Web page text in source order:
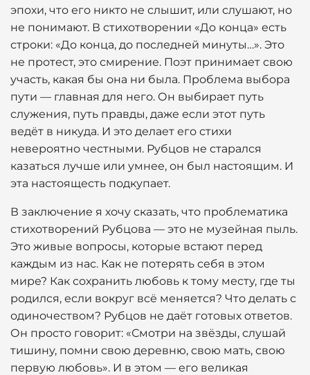
эпохи, что его никто не слышит, или слушают, но
не понимают. В стихотворении «До конца» есть
строки: «До конца, до последней минуты…». Это
не протест, это смирение. Поэт принимает свою
участь, какая бы она ни была. Проблема выбора
пути — главная для него. Он выбирает путь
служения, путь правды, даже если этот путь
ведёт в никуда. И это делает его стихи
невероятно честными. Рубцов не старался
казаться лучше или умнее, он был настоящим. И
эта настоящесть подкупает.
В заключение я хочу сказать, что проблематика
стихотворений Рубцова — это не музейная пыль.
Это живые вопросы, которые встают перед
каждым из нас. Как не потерять себя в этом
мире? Как сохранить любовь к тому месту, где ты
родился, если вокруг всё меняется? Что делать с
одиночеством? Рубцов не даёт готовых ответов.
Он просто говорит: «Смотри на звёзды, слушай
тишину, помни свою деревню, свою мать, свою
первую любовь». И в этом — его великая